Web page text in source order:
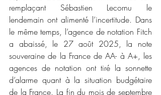
remplaçant Sébastien Lecornu le
lendemain ont alimenté l’incertitude. Dans
le même temps, l’agence de notation Fitch
a abaissé, le 27 août 2025, la note
souveraine de la France de AA- à A+, les
agences de notation ont tiré la sonnette
d’alarme quant à la situation budgétaire
de la France. La fin du mois de septembre